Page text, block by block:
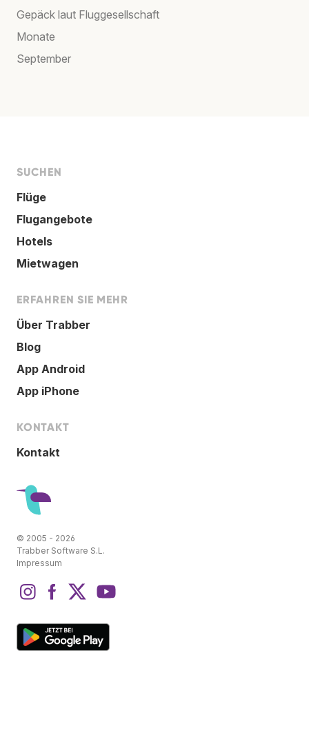
Gepäck laut Fluggesellschaft
Monate
September
SUCHEN
Flüge
Flugangebote
Hotels
Mietwagen
ERFAHREN SIE MEHR
Über Trabber
Blog
App Android
App iPhone
KONTAKT
Kontakt
© 2005 - 2026
Trabber Software S.L.
Impressum